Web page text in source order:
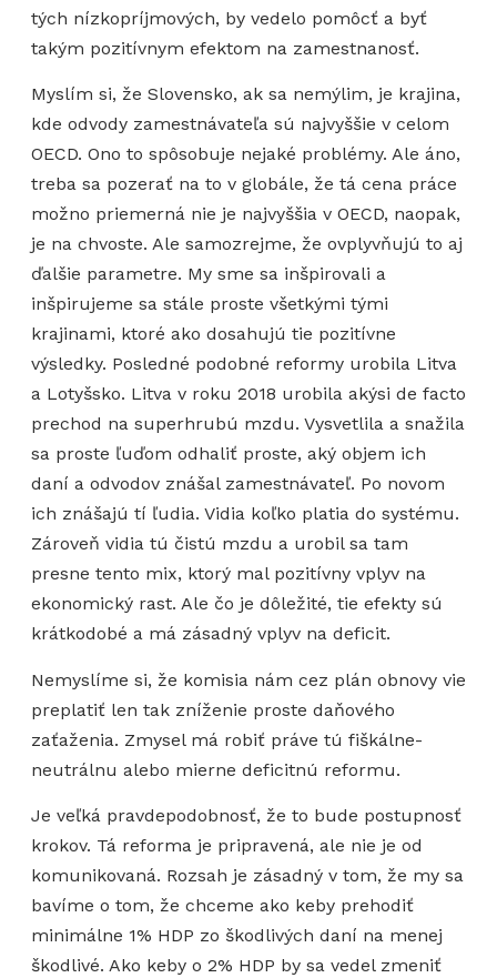
tých nízkopríjmových, by vedelo pomôcť a byť
takým pozitívnym efektom na zamestnanosť.
Myslím si, že Slovensko, ak sa nemýlim, je krajina,
kde odvody zamestnávateľa sú najvyššie v celom
OECD. Ono to spôsobuje nejaké problémy. Ale áno,
treba sa pozerať na to v globále, že tá cena práce
možno priemerná nie je najvyššia v OECD, naopak,
je na chvoste. Ale samozrejme, že ovplyvňujú to aj
ďalšie parametre. My sme sa inšpirovali a
inšpirujeme sa stále proste všetkými tými
krajinami, ktoré ako dosahujú tie pozitívne
výsledky. Posledné podobné reformy urobila Litva
a Lotyšsko. Litva v roku 2018 urobila akýsi de facto
prechod na superhrubú mzdu. Vysvetlila a snažila
sa proste ľuďom odhaliť proste, aký objem ich
daní a odvodov znášal zamestnávateľ. Po novom
ich znášajú tí ľudia. Vidia koľko platia do systému.
Zároveň vidia tú čistú mzdu a urobil sa tam
presne tento mix, ktorý mal pozitívny vplyv na
ekonomický rast. Ale čo je dôležité, tie efekty sú
krátkodobé a má zásadný vplyv na deficit.
Nemyslíme si, že komisia nám cez plán obnovy vie
preplatiť len tak zníženie proste daňového
zaťaženia. Zmysel má robiť práve tú fiškálne-
neutrálnu alebo mierne deficitnú reformu.
Je veľká pravdepodobnosť, že to bude postupnosť
krokov. Tá reforma je pripravená, ale nie je od
komunikovaná. Rozsah je zásadný v tom, že my sa
bavíme o tom, že chceme ako keby prehodiť
minimálne 1% HDP zo škodlivých daní na menej
škodlivé. Ako keby o 2% HDP by sa vedel zmeniť